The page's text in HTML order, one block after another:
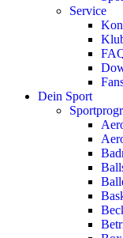
Service
Dein Sport